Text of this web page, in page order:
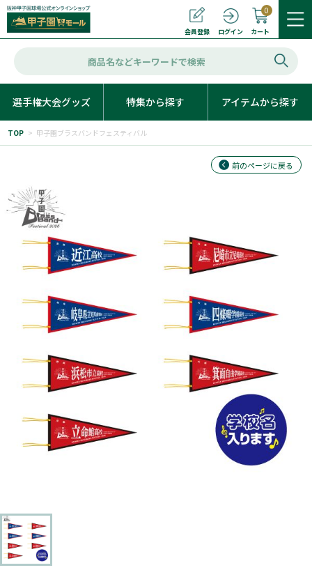
会員登録 ログイン カート
0
選手権大会グッズ 特集から探す アイテムから探す
TOP > 甲子園ブラスバンドフェスティバル
前のページに戻る